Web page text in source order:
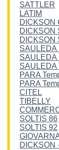
SATTLER
LATIM
DICKSON
DICKSON
DICKSON
SAULEDA
SAULEDA
SAULEDA
PARA
PARA
CITEL
TIBELLY
SOLTIS 86
SOLTIS 92
DICKSON